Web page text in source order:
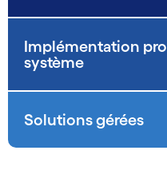
Implémentation
système
Solutions gérées